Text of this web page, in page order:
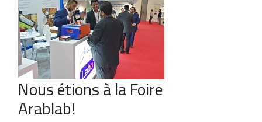
Nous étions à la Foire
Arablab!